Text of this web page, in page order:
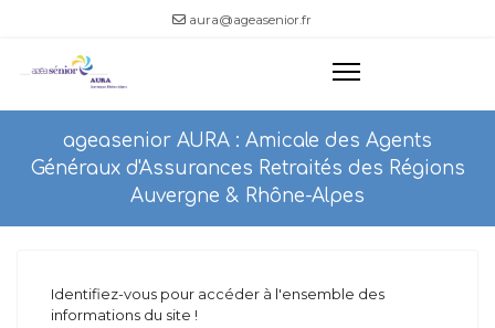
aura@ageasenior.fr
ageasenior AURA : Amicale des Agents
Généraux d'Assurances Retraités des Régions
Auvergne & Rhône-Alpes
Identifiez-vous pour accéder à l'ensemble des
informations du site !